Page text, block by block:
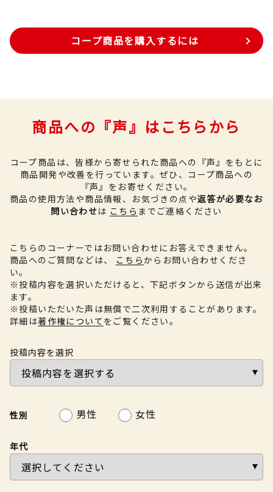
コープ商品を購入するには
商品への『声』はこちらから
コープ商品は、皆様から寄せられた商品への『声』をもとに
商品開発や改善を行っています。 ぜひ、コープ商品への
『声』をお寄せください。
商品の使用方法や商品情報、お気づきの点や返答が必要なお
問い合わせは こちら までご連絡ください
こちらのコーナーではお問い合わせにお答えできません。
商品へのご質問などは、
こちらからお問い合わせくださ
い。
※投稿内容を選択いただけると、下記ボタンから送信が出来
ます。
※投稿いただいた声は無償で二次利用することがあります。
詳細は著作権について をご覧ください。
投稿内容を選択
性別 男性 女性
年代